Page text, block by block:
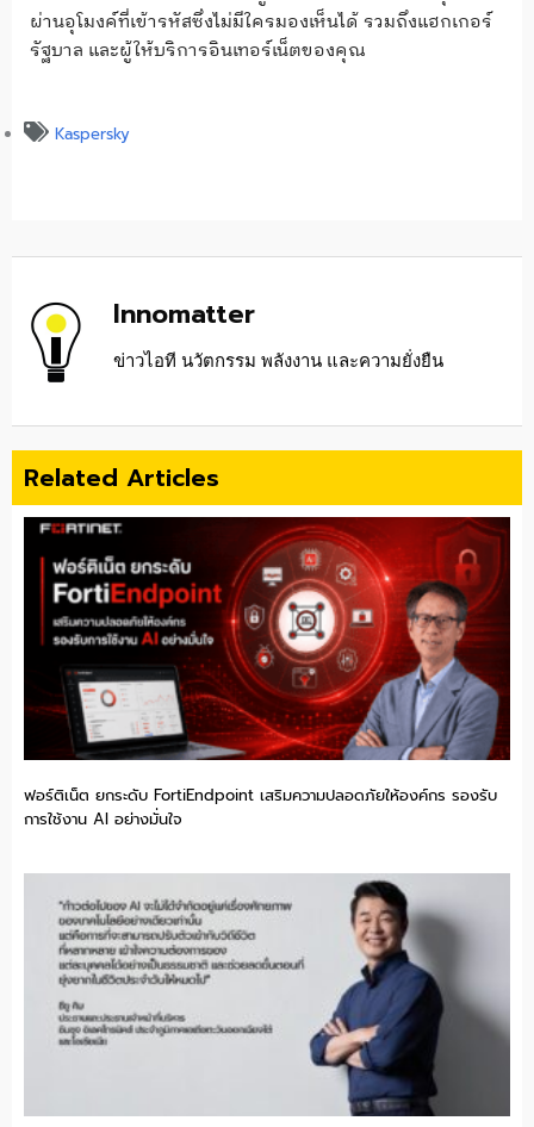
ผ่านอุโมงค์ที่เข้ารหัสซึ่งไม่มีใครมองเห็นได้ รวมถึงแฮกเกอร์
รัฐบาล และผู้ให้บริการอินเทอร์เน็ตของคุณ
Kaspersky
Innomatter
ข่าวไอที นวัตกรรม พลังงาน และความยั่งยืน
Related Articles
ฟอร์ติเน็ต ยกระดับ FortiEndpoint เสริมความปลอดภัยให้องค์กร รองรับ
การใช้งาน AI อย่างมั่นใจ